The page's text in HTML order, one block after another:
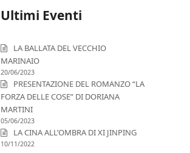
Ultimi Eventi
LA BALLATA DEL VECCHIO
MARINAIO
20/06/2023
PRESENTAZIONE DEL ROMANZO “LA
FORZA DELLE COSE” DI DORIANA
MARTINI
05/06/2023
LA CINA ALL’OMBRA DI XI JINPING
10/11/2022